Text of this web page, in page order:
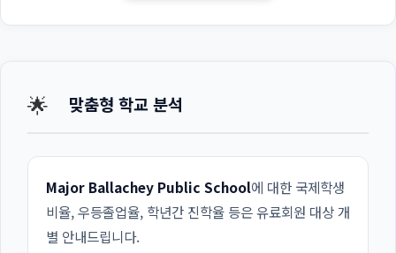
🌟 맞춤형 학교 분석
Major Ballachey Public School에 대한 국제학생
비율, 우등졸업율, 학년간 진학율 등은 유료회원 대상 개
별 안내드립니다.